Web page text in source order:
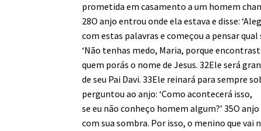
prometida em casamento a um homem
28O anjo entrou onde ela estava e disse:
com estas palavras e começou a pensar
‘Não tenhas medo, Maria, porque
quem porás o nome de Jesus. 32Ele será
de seu Pai Davi. 33Ele reinará para sempre
perguntou ao anjo: ‘Como acontecerá isso,
se eu não conheço homem algum?’ 35O
com sua sombra. Por isso, o menino que vai